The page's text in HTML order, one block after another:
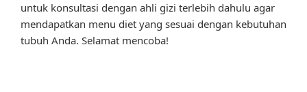
untuk konsultasi dengan ahli gizi terlebih dahulu agar
mendapatkan menu diet yang sesuai dengan kebutuhan
tubuh Anda. Selamat mencoba!